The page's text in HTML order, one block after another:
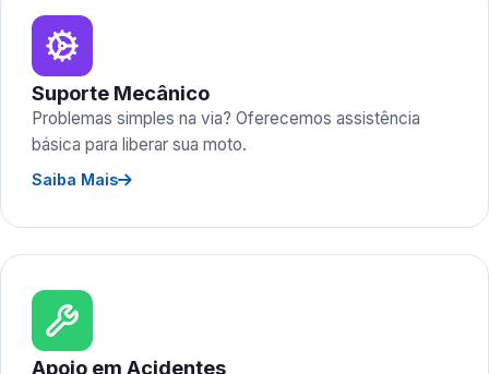
Suporte Mecânico
Problemas simples na via? Oferecemos assistência
básica para liberar sua moto.
Saiba Mais
Apoio em Acidentes